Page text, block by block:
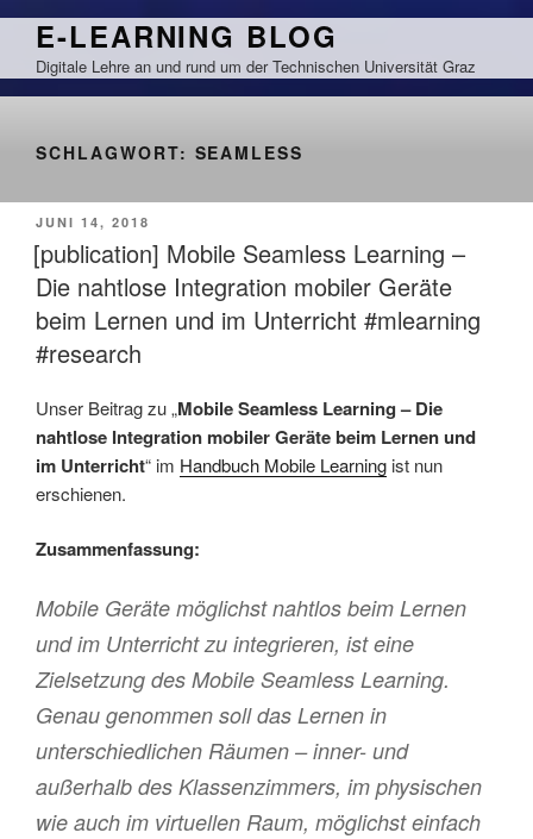
Zum
springen
E-LEARNING BLOG
Digitale Lehre an und rund um der Technischen Universität Graz
SCHLAGWORT: SEAMLESS
VERÖFFENTLICHT
AM
JUNI 14, 2018
[publication] Mobile Seamless Learning –
Die nahtlose Integration mobiler Geräte
beim Lernen und im Unterricht #mlearning
#research
Unser Beitrag zu „Mobile Seamless Learning – Die
nahtlose Integration mobiler Geräte beim Lernen und
im Unterricht“ im Handbuch Mobile Learning ist nun
erschienen.
Zusammenfassung:
Mobile Geräte möglichst nahtlos beim Lernen
und im Unterricht zu integrieren, ist eine
Zielsetzung des Mobile Seamless Learning.
Genau genommen soll das Lernen in
unterschiedlichen Räumen – inner- und
außerhalb des Klassenzimmers, im physischen
wie auch im virtuellen Raum, möglichst einfach